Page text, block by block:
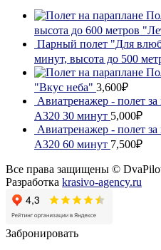
высота до 600 метров
Парный полет "Для
минут, высота до 500
"Вкус неба" 3,600₽
Авиатренажер - полет
A320 30 минут 5,000₽
Авиатренажер - полет
A320 60 минут 7,500₽
Все права защищены ©
Разработка krasivo-agency.ru
Забронировать